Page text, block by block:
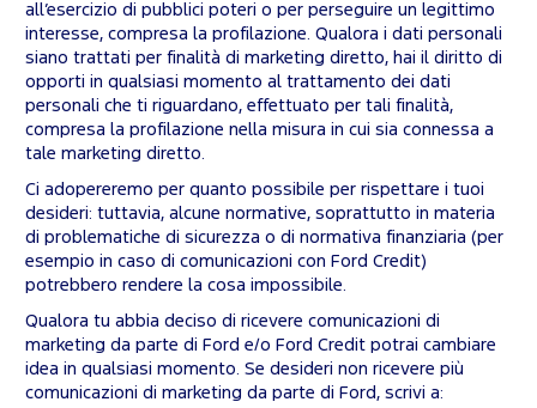
all’esercizio di pubblici poteri o per perseguire un legittimo
interesse, compresa la profilazione. Qualora i dati personali
siano trattati per finalità di marketing diretto, hai il diritto di
opporti in qualsiasi momento al trattamento dei dati
personali che ti riguardano, effettuato per tali finalità,
compresa la profilazione nella misura in cui sia connessa a
tale marketing diretto.
Ci adopereremo per quanto possibile per rispettare i tuoi
desideri: tuttavia, alcune normative, soprattutto in materia
di problematiche di sicurezza o di normativa finanziaria (per
esempio in caso di comunicazioni con Ford Credit)
potrebbero rendere la cosa impossibile.
Qualora tu abbia deciso di ricevere comunicazioni di
marketing da parte di Ford e/o Ford Credit potrai cambiare
idea in qualsiasi momento. Se desideri non ricevere più
comunicazioni di marketing da parte di Ford, scrivi a: